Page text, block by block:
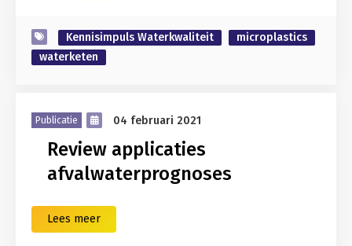
Kennisimpuls Waterkwaliteit
microplastics
waterketen
Publicatie 04 februari 2021
Review applicaties
afvalwaterprognoses
Lees meer